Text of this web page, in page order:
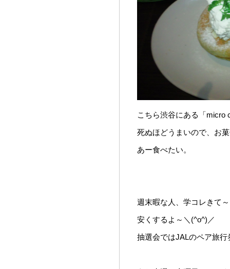
こちら渋谷にある「micro
死ぬほどうまいので、お
あー食べたい。
週末暇な人、学コレきて
安くするよ～＼(^o^)／
抽選会ではJALのペア旅